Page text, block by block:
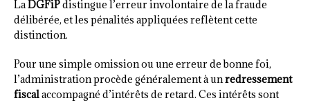
LaDGFiPdistingue l’erreur involontaire de la fraude
délibérée, et les pénalités appliquées reflètent cette
distinction.
Pour une simple omission ou une erreur de bonne foi,
l’administration procède généralement à unredressement
fiscalaccompagné d’intérêts de retard. Ces intérêts sont